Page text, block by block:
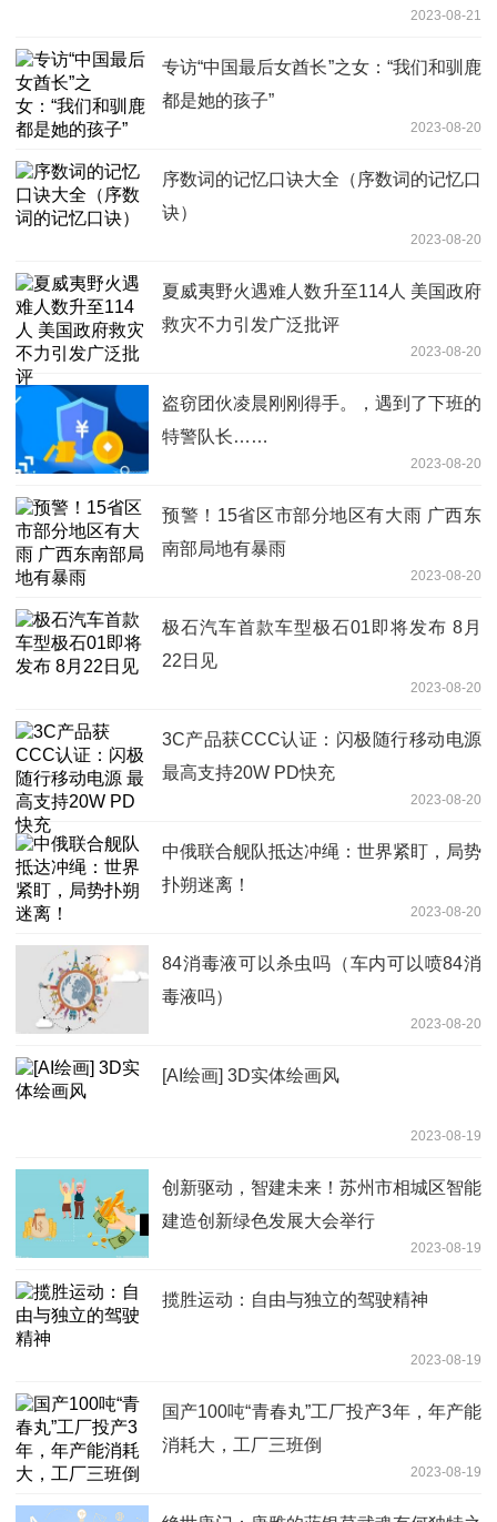
2023-08-21
专访“中国最后女酋长”之女：“我们和驯鹿
都是她的孩子”
2023-08-20
序数词的记忆口诀大全（序数词的记忆口
诀）
2023-08-20
夏威夷野火遇难人数升至114人 美国政府
救灾不力引发广泛批评
2023-08-20
盗窃团伙凌晨刚刚得手。，遇到了下班的
特警队长……
2023-08-20
预警！15省区市部分地区有大雨 广西东
南部局地有暴雨
2023-08-20
极石汽车首款车型极石01即将发布 8月
22日见
2023-08-20
3C产品获CCC认证：闪极随行移动电源
最高支持20W PD快充
2023-08-20
中俄联合舰队抵达冲绳：世界紧盯，局势
扑朔迷离！
2023-08-20
84消毒液可以杀虫吗（车内可以喷84消
毒液吗）
2023-08-20
[AI绘画] 3D实体绘画风
2023-08-19
创新驱动，智建未来！苏州市相城区智能
建造创新绿色发展大会举行
2023-08-19
揽胜运动：自由与独立的驾驶精神
2023-08-19
国产100吨“青春丸”工厂投产3年，年产能
消耗大，工厂三班倒
2023-08-19